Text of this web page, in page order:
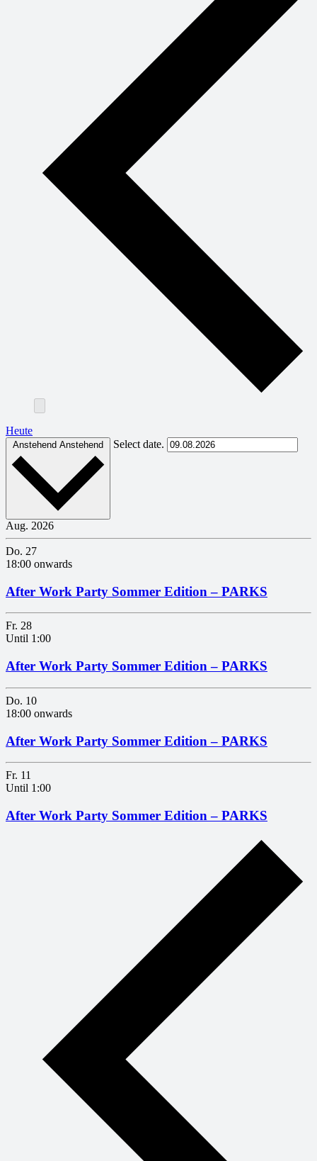
Heute
Anstehend Anstehend Select date.
Aug. 2026
Do. 27
18:00 onwards
After Work Party Sommer Edition – PARKS
Fr. 28
Until 1:00
After Work Party Sommer Edition – PARKS
Do. 10
18:00 onwards
After Work Party Sommer Edition – PARKS
Fr. 11
Until 1:00
After Work Party Sommer Edition – PARKS